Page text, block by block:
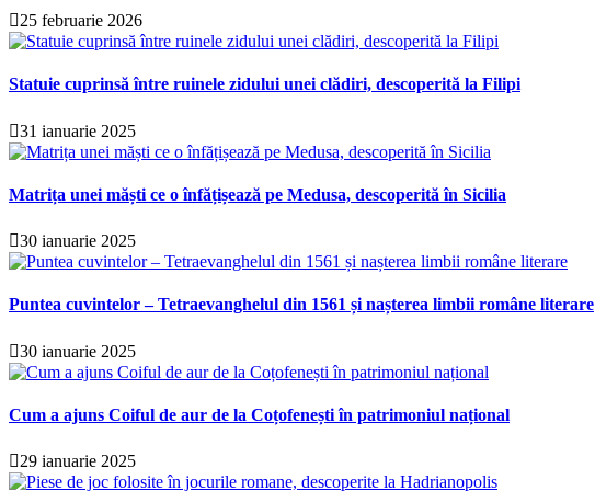
25 februarie 2026
Statuie cuprinsă între ruinele zidului unei clădiri, descoperită la Filipi
31 ianuarie 2025
Matrița unei măști ce o înfățișează pe Medusa, descoperită în Sicilia
30 ianuarie 2025
Puntea cuvintelor – Tetraevanghelul din 1561 și nașterea limbii române literare
30 ianuarie 2025
Cum a ajuns Coiful de aur de la Coțofenești în patrimoniul național
29 ianuarie 2025